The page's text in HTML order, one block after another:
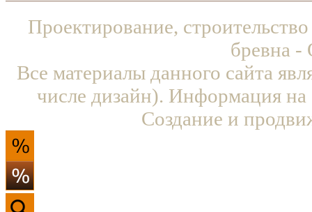
Проектирование,
бревна
Все материалы данного сайта
числе дизайн). Информация на
Создание и